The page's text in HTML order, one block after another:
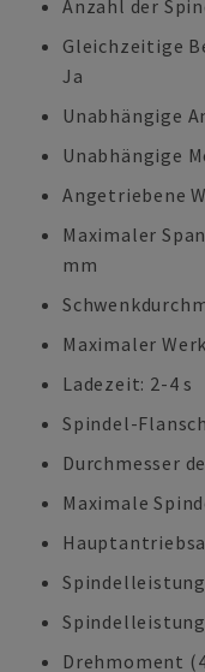
Anzahl der
Gleichzeitige
Ja
Unabhängige
Unabhängige
Angetriebene
Maximaler
mm
Maximaler
Ladezeit: 2-4 s
Spindel-
Durchmesser
Maximale
Drehmoment